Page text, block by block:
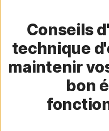
Conseils
technique
maintenir
bon